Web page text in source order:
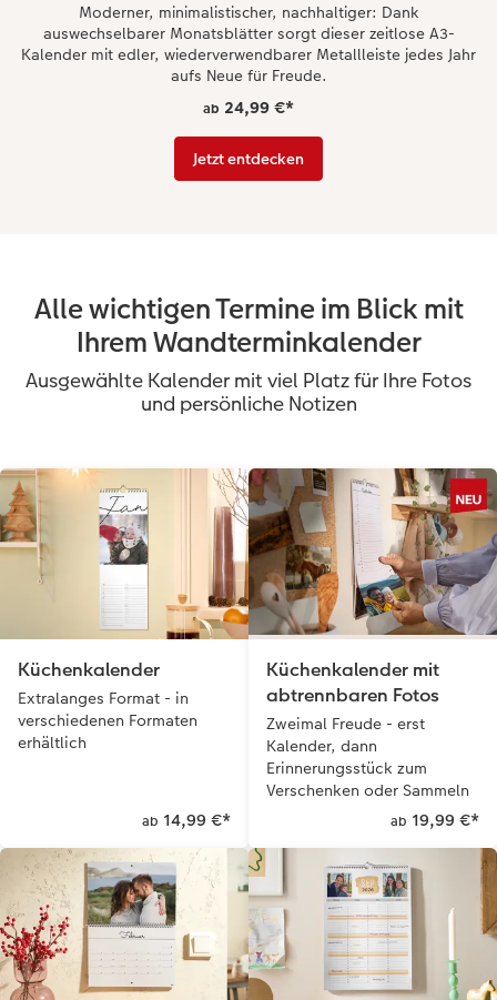
Moderner, minimalistischer, nachhaltiger: Dank
auswechselbarer Monatsblätter sorgt dieser zeitlose A3-
Kalender mit edler, wiederverwendbarer Metallleiste jedes Jahr
aufs Neue für Freude.
ab 24,99 €*
Jetzt entdecken
Alle wichtigen Termine im Blick mit
Ihrem Wandterminkalender
Ausgewählte Kalender mit viel Platz für Ihre Fotos
und persönliche Notizen
Küchenkalender
Extralanges Format - in
verschiedenen Formaten
erhältlich
ab 14,99 €*
Küchenkalender mit
abtrennbaren Fotos
Zweimal Freude - erst
Kalender, dann
Erinnerungsstück zum
Verschenken oder Sammeln
ab 19,99 €*